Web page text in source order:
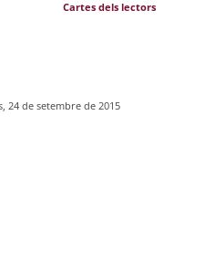
Cartes dels lectors
24 de setembre de 2015